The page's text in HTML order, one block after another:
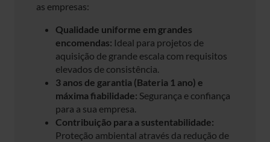
as empresas:
Qualidade uniforme em grandes
encomendas: Ideal para projetos de
aquisição de grande escala com requisitos
elevados de consistência.
3 anos de garantia (Bateria 1 ano) e
máxima fiabilidade: Segurança e confiança
para a sua empresa.
Contribuição para a sustentabilidade:
Proteção ambiental através da redução de